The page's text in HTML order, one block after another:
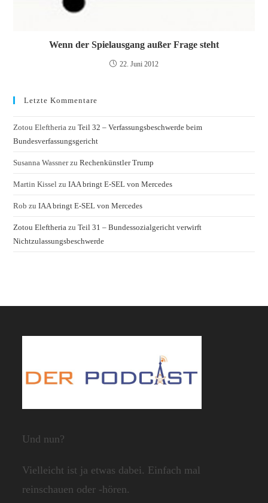
Wenn der Spielausgang außer Frage steht
22. Juni 2012
Letzte Kommentare
Zotou Eleftheria zuTeil 32 – Verfassungsbeschwerde beim
Bundesverfassungsgericht
Susanna WassnerzuRechenkünstler Trump
Martin Kissel zuIAA bringt E-SEL von Mercedes
Rob zuIAA bringt E-SEL von Mercedes
Zotou Eleftheria zuTeil 31 – Bundessozialgericht verwirft
Nichtzulassungsbeschwerde
Und nun?
Vielleicht ist ja etwas dabei. Einfach mal
reinschauen oder -hören.